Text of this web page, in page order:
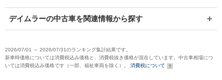
デイムラーの中古車を関連情報から探す
2026/07/01 ～ 2026/07/31のランキング集計結果です。
新車時価格については消費税込み価格と、消費税抜き価格が混在しています。中古車相場につ
いては消費税込み価格です（一部、福祉車両を除く）。 消費税について